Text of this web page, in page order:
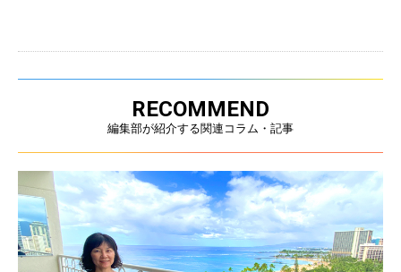
RECOMMEND
編集部が紹介する関連コラム・記事